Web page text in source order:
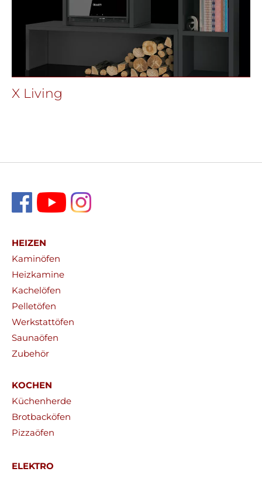
X Living
HEIZEN
Kaminöfen
Heizkamine
Kachelöfen
Pelletöfen
Werkstattöfen
Saunaöfen
Zubehör
KOCHEN
Küchenherde
Brotbacköfen
Pizzaöfen
ELEKTRO